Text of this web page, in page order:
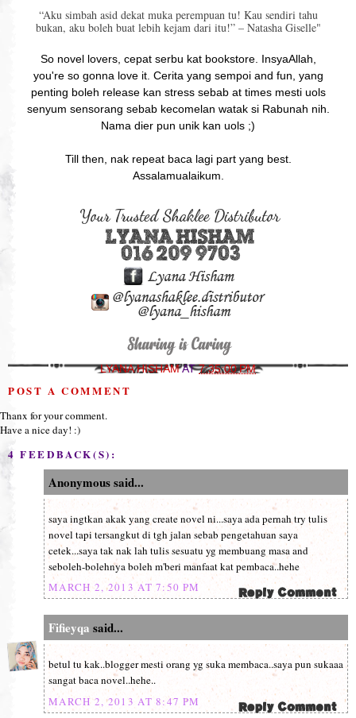
“Aku simbah asid dekat muka perempuan tu! Kau sendiri tahu
bukan, aku boleh buat lebih kejam dari itu!” – Natasha Giselle"
So novel lovers, cepat serbu kat bookstore. InsyaAllah,
you're so gonna love it. Cerita yang sempoi and fun, yang
penting boleh release kan stress sebab at times mesti uols
senyum sensorang sebab kecomelan watak si Rabunah nih.
Nama dier pun unik kan uols ;)
Till then, nak repeat baca lagi part yang best.
Assalamualaikum.
LYANA HISHAMAT7:35:00 PM
POST A COMMENT
Thanx for your comment.
Have a nice day! :)
4 FEEDBACK(S):
Anonymous said...
saya ingtkan akak yang create novel ni...saya ada pernah try tulis
novel tapi tersangkut di tgh jalan sebab pengetahuan saya
cetek...saya tak nak lah tulis sesuatu yg membuang masa and
seboleh-bolehnya boleh m'beri manfaat kat pembaca..hehe
MARCH 2, 2013 AT 7:50 PM
Fifieyqa said...
betul tu kak..blogger mesti orang yg suka membaca..saya pun sukaaa
sangat baca novel..hehe..
MARCH 2, 2013 AT 8:47 PM